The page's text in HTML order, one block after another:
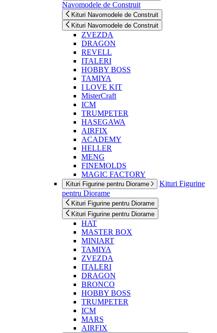
Navomodele de Construit
Kituri Navomodele de Construit
Kituri Navomodele de Construit
ZVEZDA
DRAGON
REVELL
ITALERI
HOBBY BOSS
TAMIYA
I LOVE KIT
MisterCraft
ICM
TRUMPETER
HASEGAWA
AIRFIX
ACADEMY
HELLER
MENG
FINEMOLDS
MAGIC FACTORY
Kituri Figurine pentru Diorame
Kituri Figurine
pentru Diorame
Kituri Figurine pentru Diorame
Kituri Figurine pentru Diorame
HAT
MASTER BOX
MINIART
TAMIYA
ZVEZDA
ITALERI
DRAGON
BRONCO
HOBBY BOSS
TRUMPETER
ICM
MARS
AIRFIX